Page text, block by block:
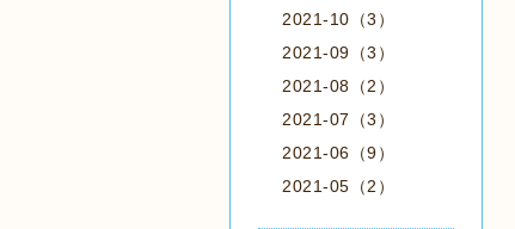
2021-10（3）
2021-09（3）
2021-08（2）
2021-07（3）
2021-06（9）
2021-05（2）